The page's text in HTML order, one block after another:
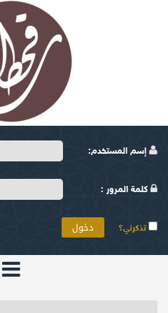
إسم المستخدم:
كلمة المرور :
تذكرني؟